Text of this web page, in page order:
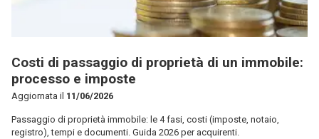
Costi di passaggio di proprietà di un immobile:
processo e imposte
Aggiornata il 11/06/2026
Passaggio di proprietà immobile: le 4 fasi, costi (imposte, notaio,
registro), tempi e documenti. Guida 2026 per acquirenti.